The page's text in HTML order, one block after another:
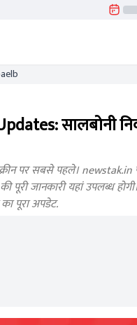
wbaelb
सालबोनी
पर सबसे पहले। newstak.in
जानकारी यहां उपलब्ध
पूरा अपडेट.